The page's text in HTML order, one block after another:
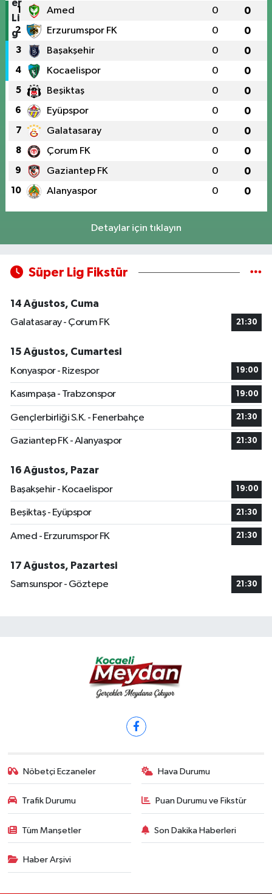
1 Amed 0 0
2 Erzurumspor FK 0 0
3 Başakşehir 0 0
4 Kocaelispor 0 0
5 Beşiktaş 0 0
6 Eyüpspor 0 0
7 Galatasaray 0 0
8 Çorum FK 0 0
9 Gaziantep FK 0 0
10 Alanyaspor 0 0
Detaylar için tıklayın
Süper Lig Fikstür
14 Ağustos, Cuma
Galatasaray - Çorum FK
21:30
15 Ağustos, Cumartesi
Konyaspor - Rizespor
19:00
Kasımpaşa - Trabzonspor 19:00
Gençlerbirliği S.K. - Fenerbahçe 21:30
Gaziantep FK - Alanyaspor 21:30
16 Ağustos, Pazar
Başakşehir - Kocaelispor
19:00
Beşiktaş - Eyüpspor 21:30
Amed - Erzurumspor FK 21:30
17 Ağustos, Pazartesi
Samsunspor - Göztepe
21:30
Nöbetçi Eczaneler Hava Durumu
Trafik Durumu Puan Durumu ve Fikstür
Tüm Manşetler Son Dakika Haberleri
Haber Arşivi